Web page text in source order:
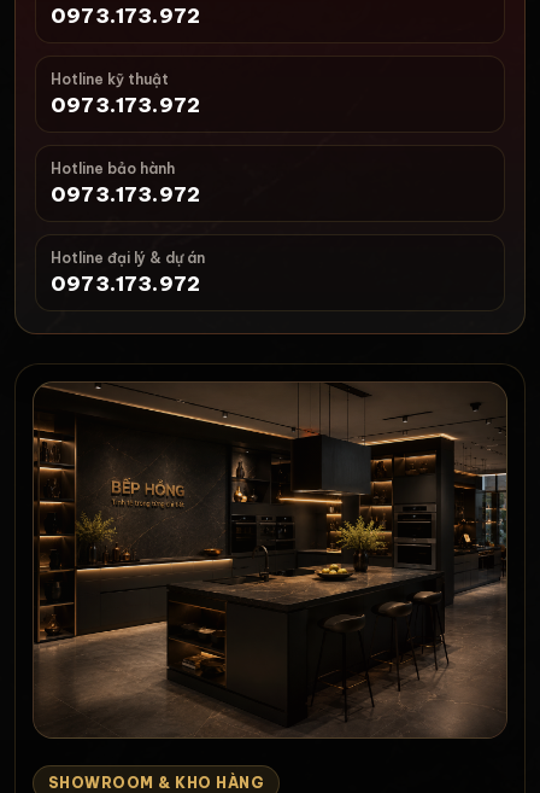
0973.173.972
Hotline kỹ thuật
0973.173.972
Hotline bảo hành
0973.173.972
Hotline đại lý & dự án
0973.173.972
SHOWROOM & KHO HÀNG